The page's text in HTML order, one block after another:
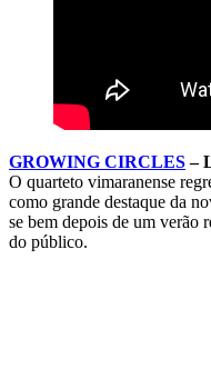
GROWING CIRCLES–
O quarteto vimaranense
como grande destaque da
se bem depois de um verão
do público.